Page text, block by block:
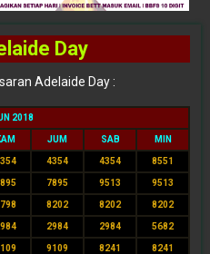
Day
Adelaide Day :
2018
JUM SAB MIN
4354 4354 8551
7895 9513 9513
8202 8202 8202
2984 2984 5682
9109 8241 8241